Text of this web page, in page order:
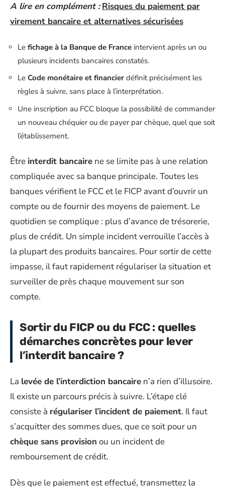
A lire en complément : Risques du paiement par
virement bancaire et alternatives sécurisées
Le fichage à la Banque de France intervient après un ou
plusieurs incidents bancaires constatés.
Le Code monétaire et financier définit précisément les
règles à suivre, sans place à l’interprétation.
Une inscription au FCC bloque la possibilité de commander
un nouveau chéquier ou de payer par chèque, quel que soit
l’établissement.
Être interdit bancaire ne se limite pas à une relation
compliquée avec sa banque principale. Toutes les
banques vérifient le FCC et le FICP avant d’ouvrir un
compte ou de fournir des moyens de paiement. Le
quotidien se complique : plus d’avance de trésorerie,
plus de crédit. Un simple incident verrouille l’accès à
la plupart des produits bancaires. Pour sortir de cette
impasse, il faut rapidement régulariser la situation et
surveiller de près chaque mouvement sur son
compte.
Sortir du FICP ou du FCC : quelles
démarches concrètes pour lever
l’interdit bancaire ?
La levée de l’interdiction bancaire n’a rien d’illusoire.
Il existe un parcours précis à suivre. L’étape clé
consiste à régulariser l’incident de paiement. Il faut
s’acquitter des sommes dues, que ce soit pour un
chèque sans provision ou un incident de
remboursement de crédit.
Dès que le paiement est effectué, transmettez la